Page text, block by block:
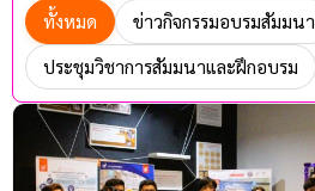
ทั้งหมด ข่าวกิจกรรมอบรมสัมมนา
ประชุมวิชาการสัมมนาและฝึกอบรม